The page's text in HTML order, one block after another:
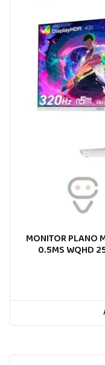
MONITOR PLANO
0.5MS WQHD